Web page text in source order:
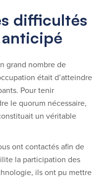
difficultés
grand nombre de
était d’atteindre
Pour tenir
le quorum nécessaire,
un véritable
ont contactés afin de
la participation des
ils ont pu mettre